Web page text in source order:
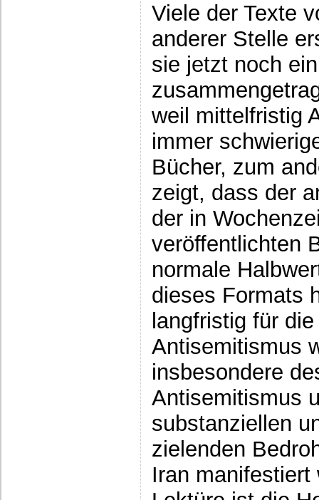
Viele der Texte
anderer Stelle
sie jetzt noch
weil mittelfristig
immer
Bücher, zum
zeigt, dass der
der in
veröffentlichten
normale
dieses Formats
langfristig für
Antisemitismus
insbesondere
Antisemitismus
substanziellen
zielenden
Iran